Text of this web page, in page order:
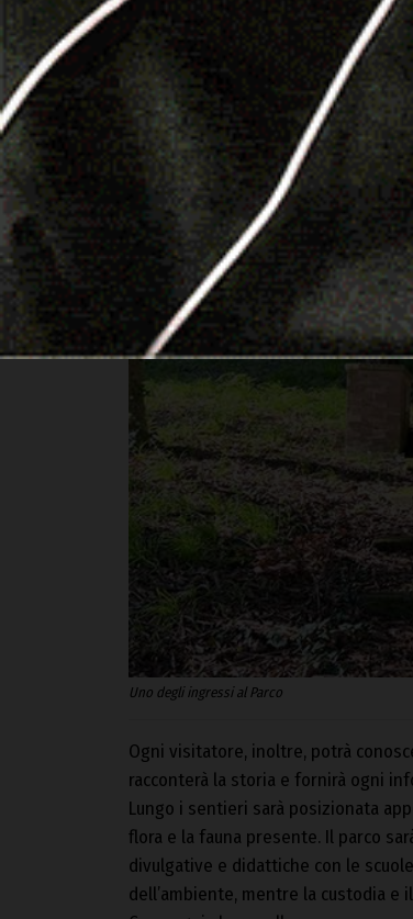
Uno degli ingressi al Parco
Ogni visitatore, inoltre, potrà
racconterà la storia e fornirà ogni
Lungo i sentieri sarà posizionata
flora e la fauna presente. Il parco
divulgative e didattiche con le
dell’ambiente, mentre la custodia